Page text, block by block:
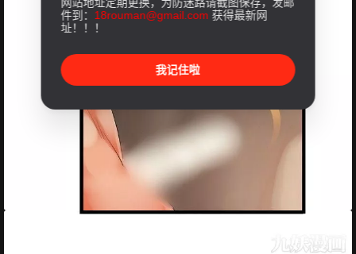
件到： 18rouman@gmail.com 获得最新网
址！！！
我记住啦